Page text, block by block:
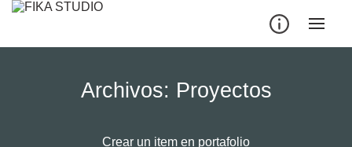
Skip
content
Archivos: Proyectos
Crear un item en portafolio